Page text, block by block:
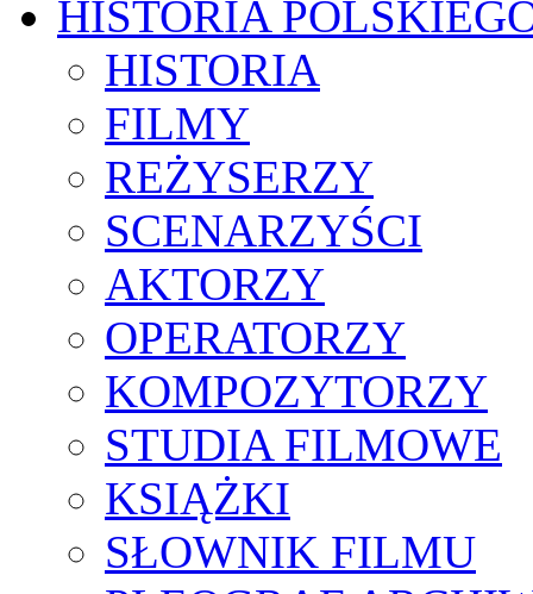
HISTORIA
HISTORIA
FILMY
REŻYSERZY
SCENARZYŚCI
AKTORZY
OPERATORZY
KOMPOZYTORZY
STUDIA FILMOWE
KSIĄŻKI
SŁOWNIK FILMU